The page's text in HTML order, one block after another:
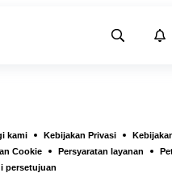
kami Kebijakan Privasi
Cookie
Persyaratan layanan
persetujuan